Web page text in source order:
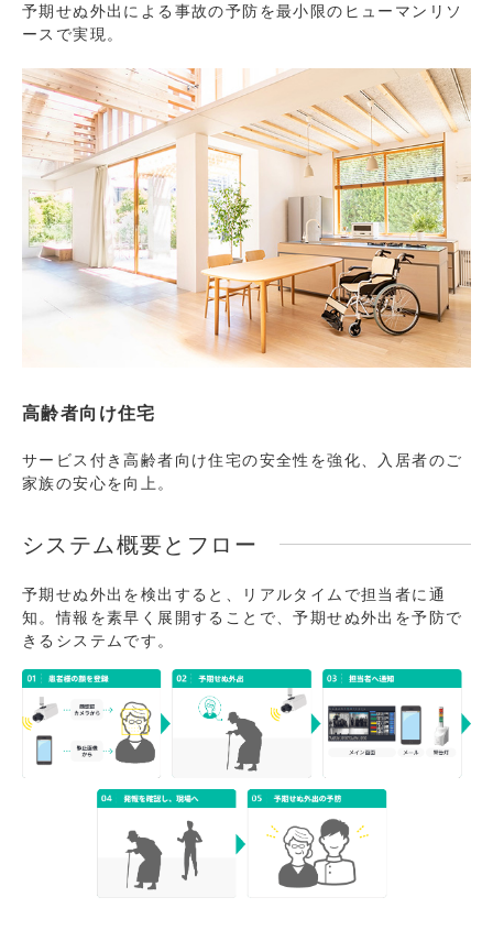
予期せぬ外出による事故の予防を最小限のヒューマンリソ
ースで実現。
高齢者向け住宅
サービス付き高齢者向け住宅の安全性を強化、入居者のご
家族の安心を向上。
システム概要とフロー
予期せぬ外出を検出すると、リアルタイムで担当者に通
知。情報を素早く展開することで、予期せぬ外出を予防で
きるシステムです。